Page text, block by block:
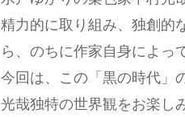
精力的に取り組み、独創的
ら、のちに作家自身によっ
今回は、この「黒の時代」
光哉独特の世界観をお楽し